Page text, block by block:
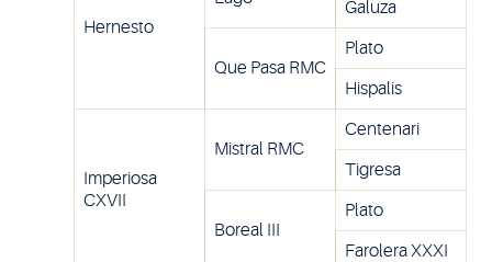
Hernesto
Galuza
Que Pasa RMC
Plato
Hispalis
Imperiosa
CXVII
Mistral RMC
Centenari
Tigresa
Boreal III
Plato
Farolera XXXI